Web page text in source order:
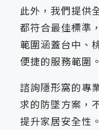
此外，我們提供
都符合最佳標準
範圍涵蓋台中、
便捷的服務範圍。
諮詢隱形窩的專
求的防墜方案，
提升家居安全性